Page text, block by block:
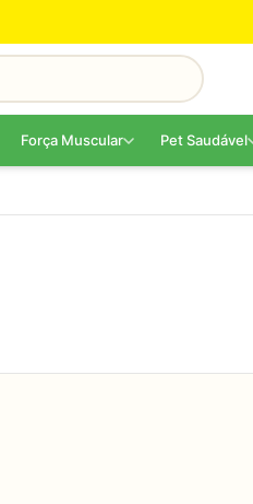
Força Muscular Pet Saudável